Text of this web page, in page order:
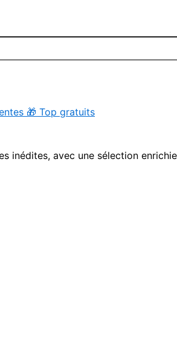
🎁 Top gratuits
inédites, avec une sélection